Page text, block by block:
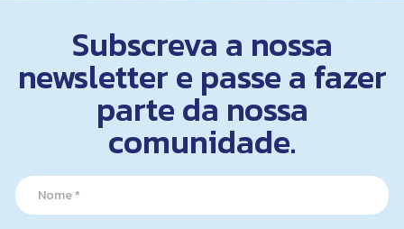
Subscreva a nossa
newsletter e passe a fazer
parte da nossa
comunidade.
N
a
m